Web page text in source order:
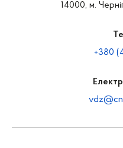
14000, м.
+380